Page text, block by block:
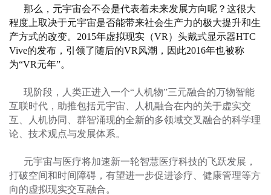
那么，元宇宙会不会是代表着未来发展方向呢？这很大
程度上取决于元宇宙是否能带来社会生产力的极大提升和生
产方式的改变。 2015年虚拟现实（VR）头戴式显示器HTC
Vive的发布，引领了随后的VR风潮，因此2016年也被称
为“VR元年”。
现阶段 ， 人类正进入一个“人机物”三元融合的万物智能
互联时代 ， 助推包括元宇宙、人机融合在内的关于虚实交
互、人机协同、群智涌现的全新的多领域交叉融合的科学理
论、技术观点与发展体系。
元宇宙与医疗将加速新一轮智慧医疗科技的飞跃发展，
打破空间和时间障碍，有望进一步促进诊疗、健康管理等方
向的虚拟现实交互融合。